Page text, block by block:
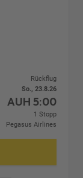
Rückflug
So., 23.8.26
AUH 5:00
1 Stopp
Pegasus Airlines